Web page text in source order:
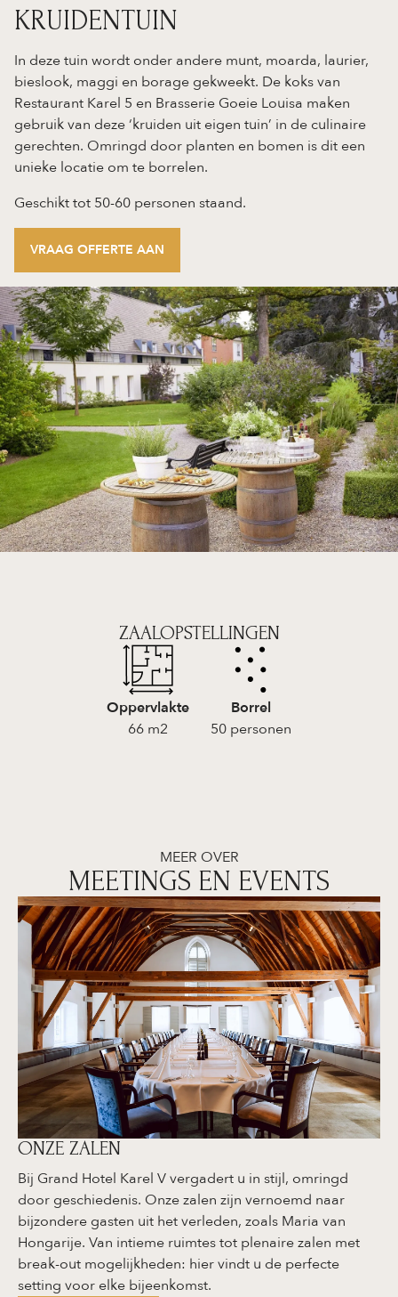
KRUIDENTUIN
In deze tuin wordt onder andere munt, moarda, laurier,
bieslook, maggi en borage gekweekt. De koks van
Restaurant Karel 5 en Brasserie Goeie Louisa maken
gebruik van deze ‘kruiden uit eigen tuin’ in de culinaire
gerechten. Omringd door planten en bomen is dit een
unieke locatie om te borrelen.
Geschikt tot 50-60 personen staand.
VRAAG OFFERTE AAN
ZAALOPSTELLINGEN
Oppervlakte
66 m2
Borrel
50 personen
MEER OVER
MEETINGS EN EVENTS
ONZE ZALEN
Bij Grand Hotel Karel V vergadert u in stijl, omringd
door geschiedenis. Onze zalen zijn vernoemd naar
bijzondere gasten uit het verleden, zoals Maria van
Hongarije. Van intieme ruimtes tot plenaire zalen met
break-out mogelijkheden: hier vindt u de perfecte
setting voor elke bijeenkomst.